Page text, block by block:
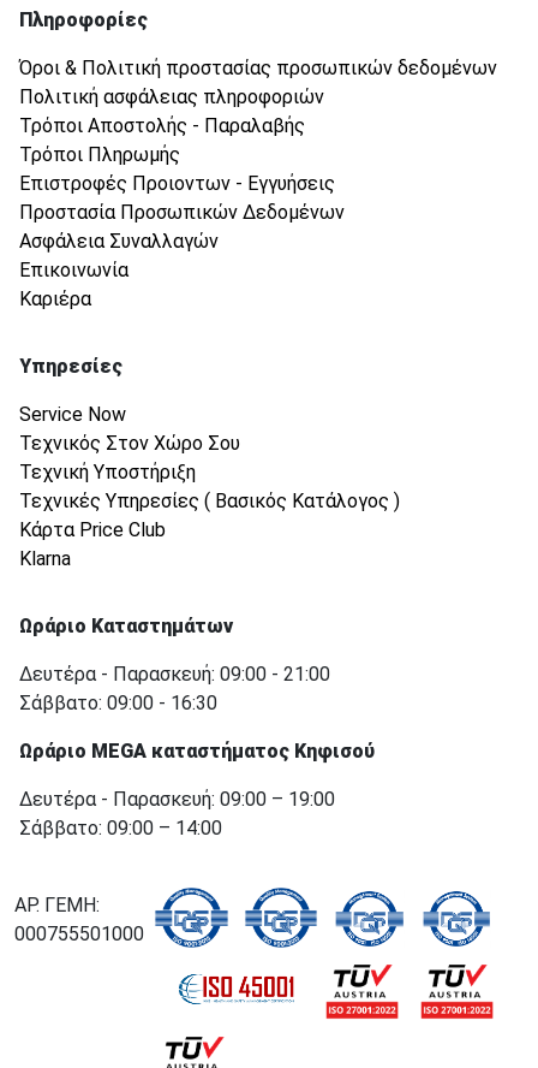
Πληροφορίες
Όροι & Πολιτική προστασίας προσωπικών δεδομένων
Πολιτική ασφάλειας πληροφοριών
Τρόποι Αποστολής - Παραλαβής
Τρόποι Πληρωμής
Επιστροφές Προιοντων - Εγγυήσεις
Προστασία Προσωπικών Δεδομένων
Ασφάλεια Συναλλαγών
Επικοινωνία
Καριέρα
Υπηρεσίες
Service Now
Τεχνικός Στον Χώρο Σου
Τεχνική Υποστήριξη
Τεχνικές Υπηρεσίες ( Βασικός Κατάλογος )
Κάρτα Price Club
Klarna
Ωράριο Καταστημάτων
Δευτέρα - Παρασκευή: 09:00 - 21:00
Σάββατο: 09:00 - 16:30
Ωράριο MEGA καταστήματος Κηφισού
Δευτέρα - Παρασκευή: 09:00 – 19:00
Σάββατο: 09:00 – 14:00
ΑΡ. ΓΕΜΗ:
000755501000